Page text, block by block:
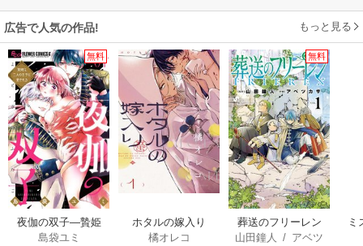
広告で人気の作品! もっと見る
無料
夜伽の双子―贄姫
は二人の王子に愛
島袋ユミ
ホタルの嫁入り
橘オレコ
無料
葬送のフリーレン
山田鐘人
/ アベツ
ミ